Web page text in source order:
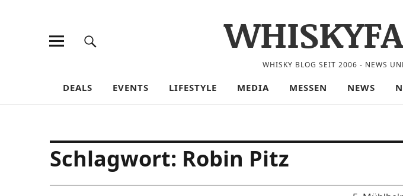
WHISKY BLOG SEIT 2006 - NEWS
DEALS EVENTS LIFESTYLE MEDIA MESSEN NEWS
Schlagwort: Robin Pitz